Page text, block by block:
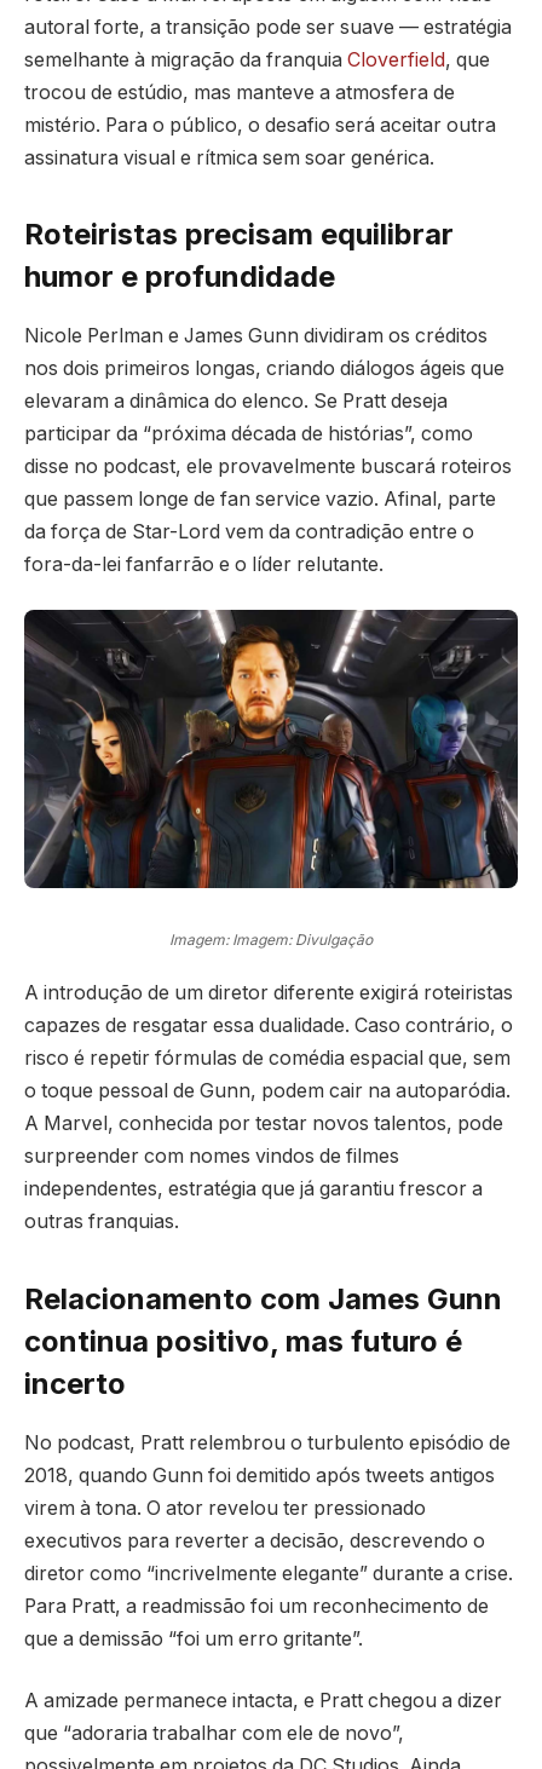
autoral forte, a transição pode ser suave — estratégia
semelhante à migração da franquia Cloverfield, que
trocou de estúdio, mas manteve a atmosfera de
mistério. Para o público, o desafio será aceitar outra
assinatura visual e rítmica sem soar genérica.
Roteiristas precisam equilibrar
humor e profundidade
Nicole Perlman e James Gunn dividiram os créditos
nos dois primeiros longas, criando diálogos ágeis que
elevaram a dinâmica do elenco. Se Pratt deseja
participar da “próxima década de histórias”, como
disse no podcast, ele provavelmente buscará roteiros
que passem longe de fan service vazio. Afinal, parte
da força de Star-Lord vem da contradição entre o
fora-da-lei fanfarrão e o líder relutante.
Imagem: Imagem: Divulgação
A introdução de um diretor diferente exigirá roteiristas
capazes de resgatar essa dualidade. Caso contrário, o
risco é repetir fórmulas de comédia espacial que, sem
o toque pessoal de Gunn, podem cair na autoparódia.
A Marvel, conhecida por testar novos talentos, pode
surpreender com nomes vindos de filmes
independentes, estratégia que já garantiu frescor a
outras franquias.
Relacionamento com James Gunn
continua positivo, mas futuro é
incerto
No podcast, Pratt relembrou o turbulento episódio de
2018, quando Gunn foi demitido após tweets antigos
virem à tona. O ator revelou ter pressionado
executivos para reverter a decisão, descrevendo o
diretor como “incrivelmente elegante” durante a crise.
Para Pratt, a readmissão foi um reconhecimento de
que a demissão “foi um erro gritante”.
A amizade permanece intacta, e Pratt chegou a dizer
que “adoraria trabalhar com ele de novo”,